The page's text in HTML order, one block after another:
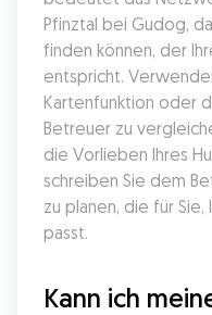
Pfinztal bei Gudog,
finden können, der
entspricht.
Kartenfunktion oder
Betreuer zu
die Vorlieben Ihres
schreiben Sie dem
zu planen, die für
passt.
Kann ich